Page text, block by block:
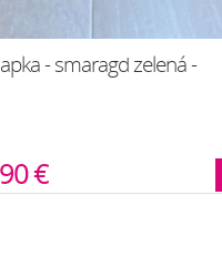
- smaragd zelená -
€